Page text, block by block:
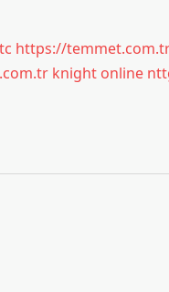
https://
knight online